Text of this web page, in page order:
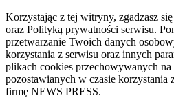
Korzystając z tej witryny, zgadzasz
oraz Polityką prywatności serwisu.
przetwarzanie Twoich danych
korzystania z serwisu oraz innych
plikach cookies przechowywanych na
pozostawianych w czasie korzystania
firmę NEWS PRESS.